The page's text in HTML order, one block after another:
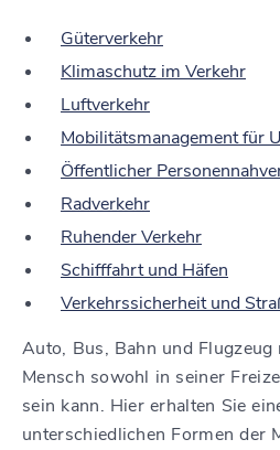
Güterverkehr
Klimaschutz im Verkehr
Luftverkehr
Mobilitätsmanagement für
Öffentlicher
Radverkehr
Ruhender Verkehr
Schifffahrt und Häfen
Verkehrssicherheit und
Auto, Bus, Bahn und
Mensch sowohl in seiner
sein kann. Hier erhalten Sie
unterschiedlichen Formen der